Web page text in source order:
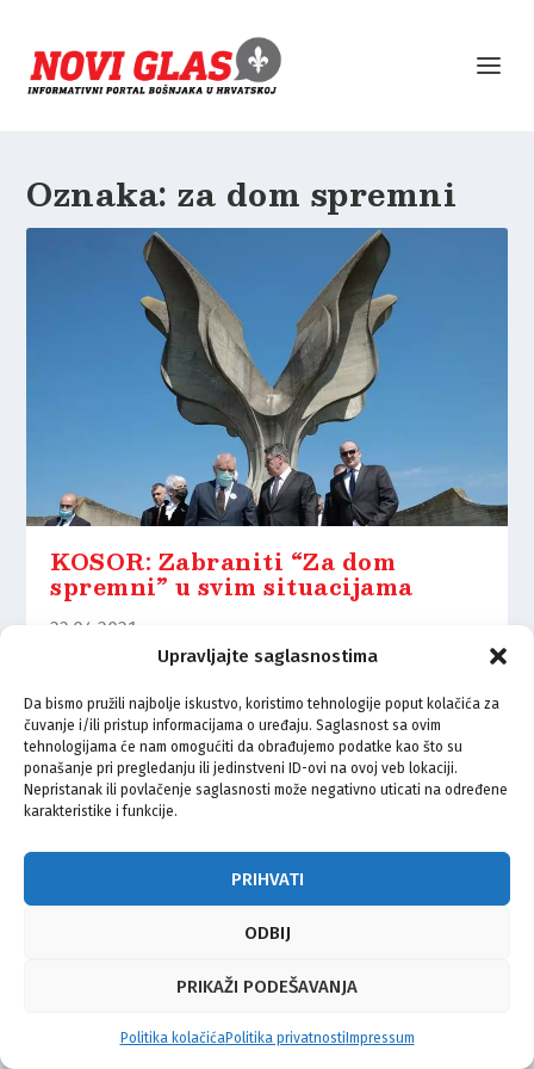
Upravljajte saglasnostima
Da bismo pružili najbolje iskustvo, koristimo tehnologije poput kolačića za
čuvanje i/ili pristup informacijama o uređaju. Saglasnost sa ovim
tehnologijama će nam omogućiti da obrađujemo podatke kao što su
ponašanje pri pregledanju ili jedinstveni ID-ovi na ovoj veb lokaciji.
Nepristanak ili povlačenje saglasnosti može negativno uticati na određene
karakteristike i funkcije.
PRIHVATI
ODBIJ
PRIKAŽI PODEŠAVANJA
Politika kolačićaPolitika privatnosti Impressum
Oznaka:za dom spremni
KOSOR: Zabraniti “Za dom
spremni” u svim situacijama
22.04.2021.
© Vijeće bošnjačke nacionalne manjine Grada Zagreba 2026
Impressum
Kontakt